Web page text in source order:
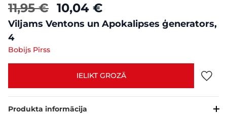
11,95 € 10,04 €
Viljams Ventons un Apokalipses ģenerators,
4
Bobijs Pīrss
IELIKT GROZĀ
Produkta informācija